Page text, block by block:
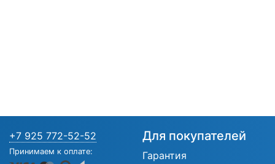
+7 925 772-52-52
Принимаем к оплате:
Для покупателей
Гарантия